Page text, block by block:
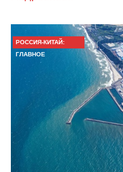
РОССИЯ-КИТАЙ:
ГЛАВНОЕ